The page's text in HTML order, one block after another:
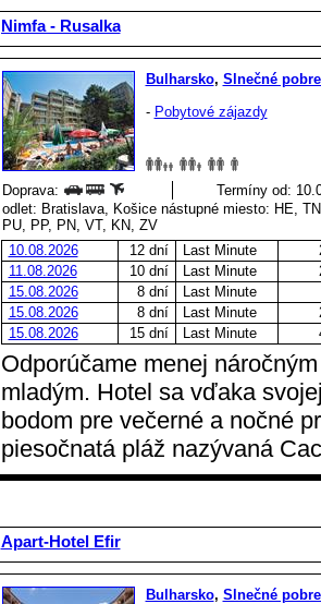
Nimfa - Rusalka
Bulharsko, Slnečné
- Pobytové zájazdy
Doprava:
Termíny od:
odlet: Bratislava, Košice nástupné miesto: HE,
PU, PP, PN, VT, KN, ZV
10.08.2026
12 dní Last Minute
11.08.2026
10 dní Last Minute
15.08.2026
8 dní
Last Minute
15.08.2026
8 dní Last Minute
15.08.2026
15 dní Last Minute
Odporúčame menej
mladým. Hotel sa vďaka
bodom pre večerné a nočné
piesočnatá pláž nazývaná
Apart-Hotel Efir
Bulharsko, Slnečné